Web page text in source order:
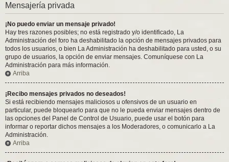
Mensajería privada
¡No puedo enviar un mensaje privado!
Hay tres razones posibles; no está registrado y/o identificado, La
Administración del foro ha deshabilitado la opción de mensajes privados para
todos los usuarios, o bien La Administración ha deshabilitado para usted, o su
grupo de usuarios, la opción de enviar mensajes. Comuníquese con La
Administración para más información.
Arriba
¡Recibo mensajes privados no deseados!
Si está recibiendo mensajes maliciosos u ofensivos de un usuario en
particular, puede bloquearlo para que no le pueda enviar mensajes dentro de
las opciones del Panel de Control de Usuario, puede usar el botón para
informar o reportar dichos mensajes a los Moderadores, o comunicarlo a La
Administración.
Arriba